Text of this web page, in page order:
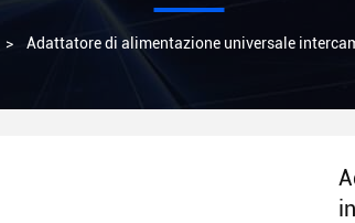
> Adattatore di alimentazione universale